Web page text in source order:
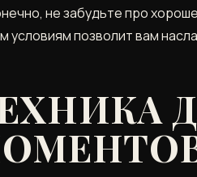
не забудьте про
позволит вам